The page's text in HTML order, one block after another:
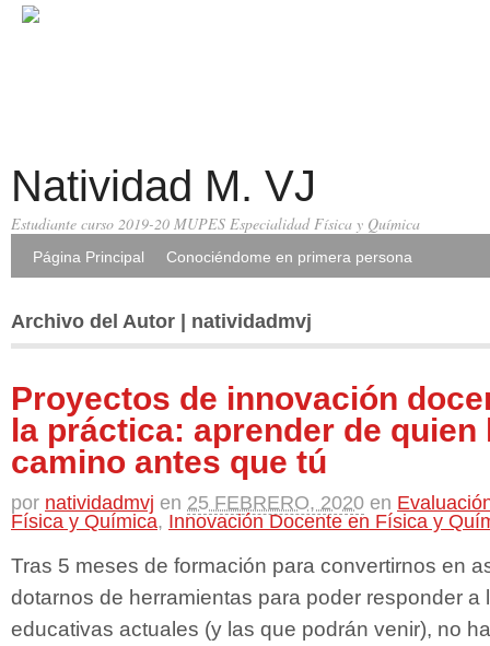
Natividad M. VJ
Estudiante curso 2019-20 MUPES Especialidad Física y Química
Página Principal Conociéndome en primera persona
Archivo del Autor | natividadmvj
Proyectos de innovación
la práctica: aprender de
camino antes que tú
por natividadmvj en 25 FEBRERO, 2020 en
Física y Química, Innovación Docente en Física y
Tras 5 meses de formación para convertirnos en
dotarnos de herramientas para poder responder a
educativas actuales (y las que podrán venir), no